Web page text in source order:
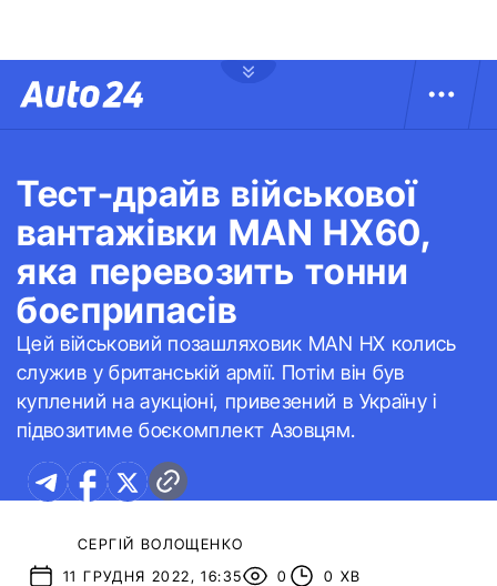
Тест-драйв військової
вантажівки MAN HX60,
яка перевозить тонни
боєприпасів
Цей військовий позашляховик MAN HX колись
служив у британській армії. Потім він був
куплений на аукціоні, привезений в Україну і
підвозитиме боєкомплект Азовцям.
СЕРГІЙ ВОЛОЩЕНКО
11 ГРУДНЯ 2022, 16:35
0 0 ХВ